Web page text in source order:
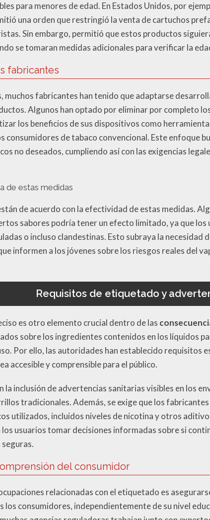
para menores de edad. En Estados Unidos, por
una orden que restringió la venta de cartuchos
Sin embargo, permitió que estos productos
se tomaran medidas adicionales para verificar la
fabricantes
muchos fabricantes han tenido que adaptarse
Algunos han optado por eliminar por completo
los beneficios de sus dispositivos como
consumidores de tabaco convencional. Este enfoque
no deseados, cumpliendo así con las exigencias
de estas medidas
de acuerdo con la efectividad de estas medidas.
sabores podría tener un efecto limitado, ya que los
o incluso clandestinas. Esto subraya la necesidad
informen a los jóvenes sobre los riesgos reales del
Requisitos de etiquetado y
es otro elemento crucial dentro de las
sobre los ingredientes contenidos en los líquidos
Por ello, las autoridades han establecido requisitos
accesible y comprensible para el público.
la inclusión de advertencias sanitarias visibles en los
tradicionales. Además, se exige que los
utilizados, incluidos niveles de nicotina y otros
usuarios tomar decisiones informadas sobre si
del consumidor
relacionadas con el etiquetado es
los consumidores, independientemente de su nivel